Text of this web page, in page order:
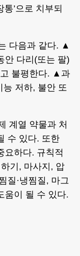
’으로 치부되
다음과 같다. ▲
안 다리(또는 팔)
불평한다. ▲과
능 저하, 불안 또
계열 약물과 처
수 있다. 또한
요하다. 규칙적
기, 마사지, 압
질·냉찜질, 마그
움이 될 수 있다.